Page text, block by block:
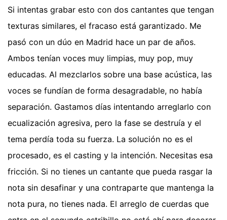
Si intentas grabar esto con dos cantantes que tengan
texturas similares, el fracaso está garantizado. Me
pasó con un dúo en Madrid hace un par de años.
Ambos tenían voces muy limpias, muy pop, muy
educadas. Al mezclarlos sobre una base acústica, las
voces se fundían de forma desagradable, no había
separación. Gastamos días intentando arreglarlo con
ecualización agresiva, pero la fase se destruía y el
tema perdía toda su fuerza. La solución no es el
procesado, es el casting y la intención. Necesitas esa
fricción. Si no tienes un cantante que pueda rasgar la
nota sin desafinar y una contraparte que mantenga la
nota pura, no tienes nada. El arreglo de cuerdas que